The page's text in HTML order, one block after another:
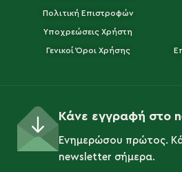
Πολιτική Επιστροφών
Υποχρεώσεις Χρήστη
Γενικοί Όροι Χρήσης
Κάνε εγγραφή στο
Ενημερώσου πρώτος.
newsletter σήμερα.